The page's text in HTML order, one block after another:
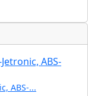
ABS-...